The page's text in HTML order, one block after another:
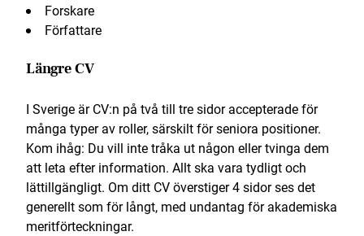
Forskare
Författare
Längre CV
I Sverige är CV:n på två till tre sidor accepterade för
många typer av roller, särskilt för seniora positioner.
Kom ihåg: Du vill inte tråka ut någon eller tvinga dem
att leta efter information. Allt ska vara tydligt och
lättillgängligt. Om ditt CV överstiger 4 sidor ses det
generellt som för långt, med undantag för akademiska
meritförteckningar.